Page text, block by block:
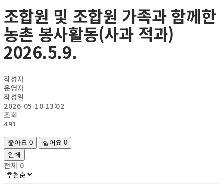
조합원 및 조합원 가족과 함께한
농촌 봉사활동(사과 적과)
2026.5.9.
작성자
운영자
작성일
2026-05-10 13:02
조회
491
좋아요 0 싫어요 0
인쇄
전체 0